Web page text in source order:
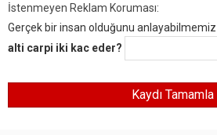
İstenmeyen Reklam Koruması:
Gerçek bir insan olduğunu anlayabilmemiz
alti carpi iki kac eder?